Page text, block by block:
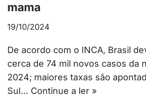
mama
19/10/2024
De acordo com o INCA, Brasil
cerca de 74 mil novos casos da
2024; maiores taxas são
Sul… Continue a ler »